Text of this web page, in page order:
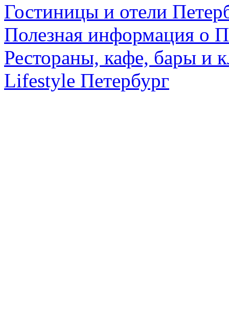
Гостиницы и отели
Полезная информация о
Рестораны, кафе, бары и
Lifestyle Петербург